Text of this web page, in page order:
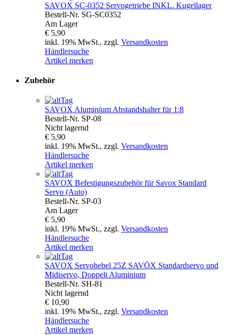
SAVOX SC-0352 Servogetriebe INKL. Kugellager
Bestell-Nr. SG-SC0352
Am Lager
€ 5,90
inkl. 19% MwSt., zzgl. Versandkosten
Händlersuche
Artikel merken
Zubehör
SAVOXAluminium Abstandshalter für 1:8
Bestell-Nr. SP-08
Nicht lagernd
€ 5,90
inkl. 19% MwSt., zzgl. Versandkosten
Händlersuche
Artikel merken
SAVOX Befestigungszubehör für Savox Standard
Servo (Auto)
Bestell-Nr. SP-03
Am Lager
€ 5,90
inkl. 19% MwSt., zzgl. Versandkosten
Händlersuche
Artikel merken
SAVOX Servohebel 25Z SAVÖX Standardservo und
Midiservo, Doppelt Aluminium
Bestell-Nr. SH-81
Nicht lagernd
€ 10,90
inkl. 19% MwSt., zzgl. Versandkosten
Händlersuche
Artikel merken